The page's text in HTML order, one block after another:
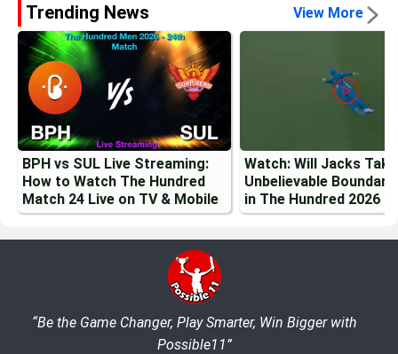
Trending News View More
BPH vs SUL Live Streaming:
How to Watch The Hundred
Match 24 Live on TV & Mobile
Watch: Will Jacks
Unbelievable
in The Hundred 2026
“Be the Game Changer, Play Smarter, Win Bigger with
Possible11”